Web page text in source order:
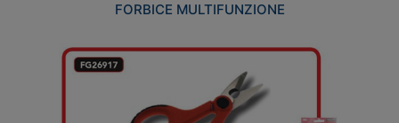
FORBICE MULTIFUNZIONE